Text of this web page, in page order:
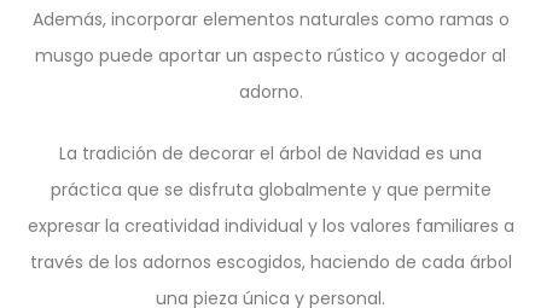
Además, incorporar elementos naturales como ramas o
musgo puede aportar un aspecto rústico y acogedor al
adorno.
La tradición de decorar el árbol de Navidad es una
práctica que se disfruta globalmente y que permite
expresar la creatividad individual y los valores familiares a
través de los adornos escogidos, haciendo de cada árbol
una pieza única y personal.